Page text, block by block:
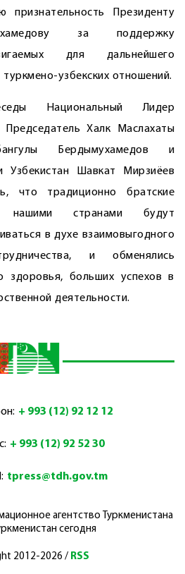
признательность Президенту
за поддержку
для дальнейшего
узбекских отношений.
Национальный Лидер
Председатель Халк Маслахаты
Бердымухамедов и
Узбекистан Шавкат Мирзиёев
что традиционно братские
нашими странами будут
в духе взаимовыгодного
и обменялись
здоровья, больших успехов в
деятельности.
+ 993 (12) 92 12 12
+ 993 (12) 92 52 30
tpress@tdh.gov.tm
агентство Туркменистана
сегодня
2012-2026 / RSS